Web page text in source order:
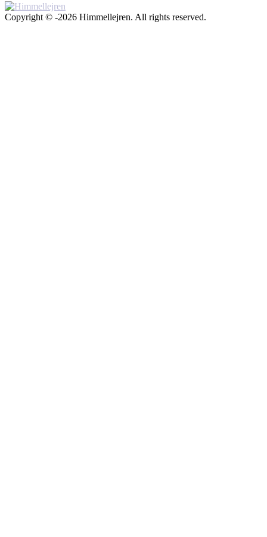
Copyright © -2026 Himmellejren. All rights reserved.